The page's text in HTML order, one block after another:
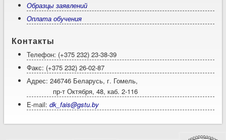
Образцы заявлений
Оплата обучения
Контакты
Телефон: (+375 232) 23-38-39
Факс: (+375 232) 26-02-87
Адрес: 246746 Беларусь, г. Гомель,
пр-т Октября, 48, каб. 2-116
E-mail:dk_fais@gstu.by